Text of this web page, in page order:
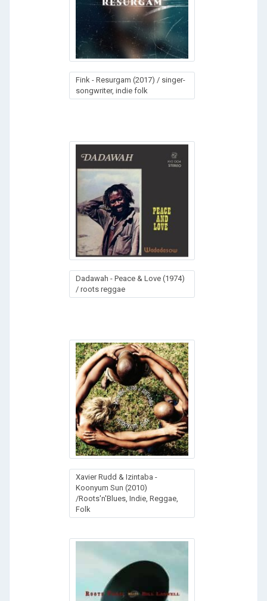
Fink - Rеsurgаm (2017) / singer-
songwriter, indie folk
Dadawah - Peace & Love (1974)
/ roots reggae
Xavier Rudd & Izintaba -
Koonyum Sun (2010)
/Roots'n'Blues, Indie, Reggae,
Folk